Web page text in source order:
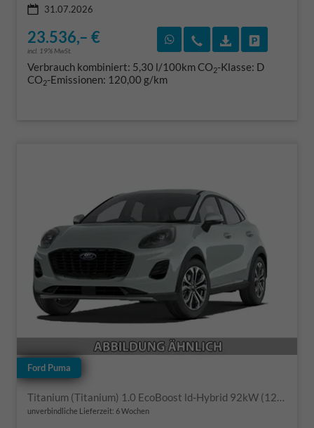
31.07.2026
23.536,– €
incl. 19% MwSt.
Rückruf vereinbaren
Wir rufen Sie an
Verbrauch kombiniert: 5,30 l/100kmCO2-Klasse: D
CO2-Emissionen: 120,00 g/km
Ford Puma
Titanium (Titanium) 1.0 EcoBoost ld-Hybrid 92kW (125 PS) 7-Gang-DSG
unverbindliche Lieferzeit: 6 Wochen